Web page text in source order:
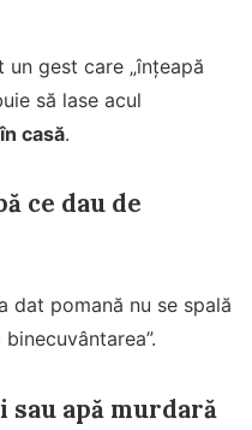
gest care „înțeapă
să lase acul
casă.
ce dau de
dat pomană nu se spală
apă murdară